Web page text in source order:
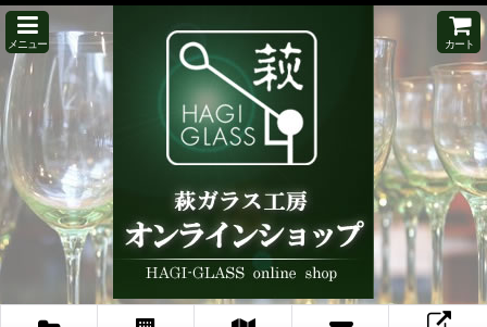
メニュー カート